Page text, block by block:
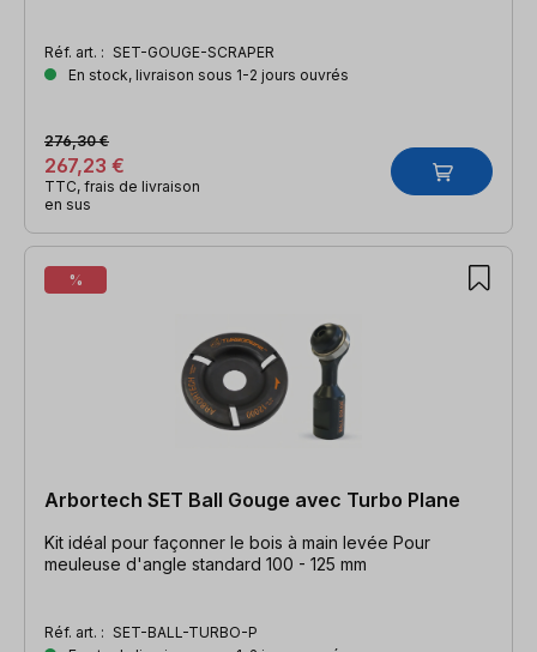
Réf. art. : SET-GOUGE-SCRAPER
En stock, livraison sous 1-2 jours ouvrés
267,23 €
276,30 €
TTC, frais de livraison
en sus
%
Arbortech SET Ball Gouge avec Turbo Plane
Kit idéal pour façonner le bois à main levée Pour
meuleuse d'angle standard 100 - 125 mm
Réf. art. : SET-BALL-TURBO-P